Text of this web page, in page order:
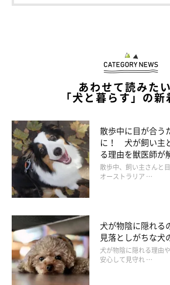
まずは背中をなでなで
あわせて読みたい
「犬と暮らす」の
散歩中に目が合う
に！ 犬が飼い主
る理由を獣医師が
散歩中、飼い主さんと
オーストラリア …
犬が物陰に隠れる
見落としがちな犬
犬が物陰に隠れる理由
安心して見守れ …